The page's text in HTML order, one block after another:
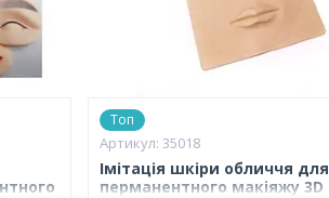
Топ
35018
Імітація шкіри обличчя для
перманентного макіяжу 3D